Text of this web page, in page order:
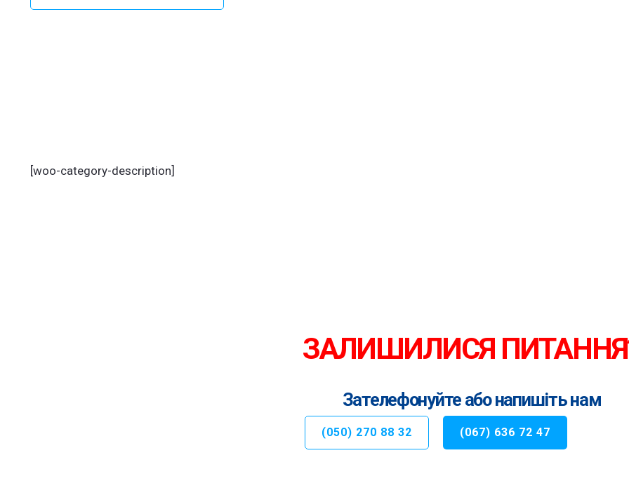
[woo-category-description]
ЗАЛИШИЛИСЯ
Зателефонуйте або напишіть нам
(050) 270 88 32 (067) 636 72 47